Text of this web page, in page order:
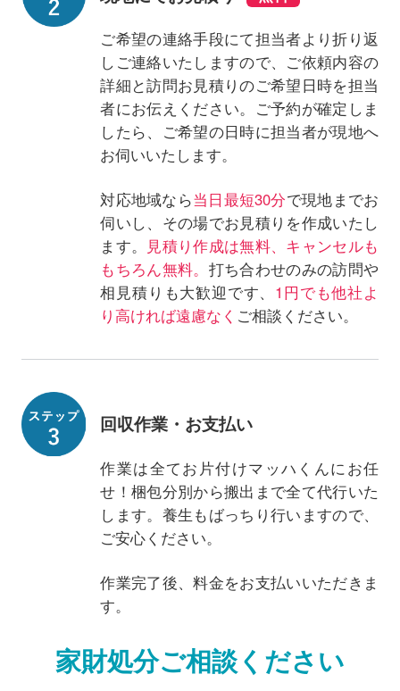
ご希望の連絡手段にて担当者より折り返
しご連絡いたしますので、ご依頼内容の
詳細と訪問お見積りのご希望日時を担当
者にお伝えください。ご予約が確定しま
したら、ご希望の日時に担当者が現地へ
お伺いいたします。
対応地域なら当日最短30分で現地までお
伺いし、その場でお見積りを作成いたし
ます。 見積り作成は無料、キャンセルも
もちろん無料。 打ち合わせのみの訪問や
相見積りも大歓迎です、 1円でも他社よ
り高ければ遠慮なく ご相談ください。
回収作業・お支払い
作業は全てお片付けマッハくんにお任
せ！梱包分別から搬出まで全て代行いた
します。養生もばっちり行いますので、
ご安心ください。
作業完了後、料金をお支払いいただきま
す。
家財処分ご相談ください